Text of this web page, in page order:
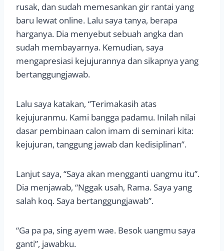
rusak, dan sudah memesankan gir rantai yang
baru lewat online. Lalu saya tanya, berapa
harganya. Dia menyebut sebuah angka dan
sudah membayarnya. Kemudian, saya
mengapresiasi kejujurannya dan sikapnya yang
bertanggungjawab.
Lalu saya katakan, “Terimakasih atas
kejujuranmu. Kami bangga padamu. Inilah nilai
dasar pembinaan calon imam di seminari kita:
kejujuran, tanggung jawab dan kedisiplinan”.
Lanjut saya, “Saya akan mengganti uangmu itu”.
Dia menjawab, “Nggak usah, Rama. Saya yang
salah koq. Saya bertanggungjawab”.
“Ga pa pa, sing ayem wae. Besok uangmu saya
ganti”, jawabku.